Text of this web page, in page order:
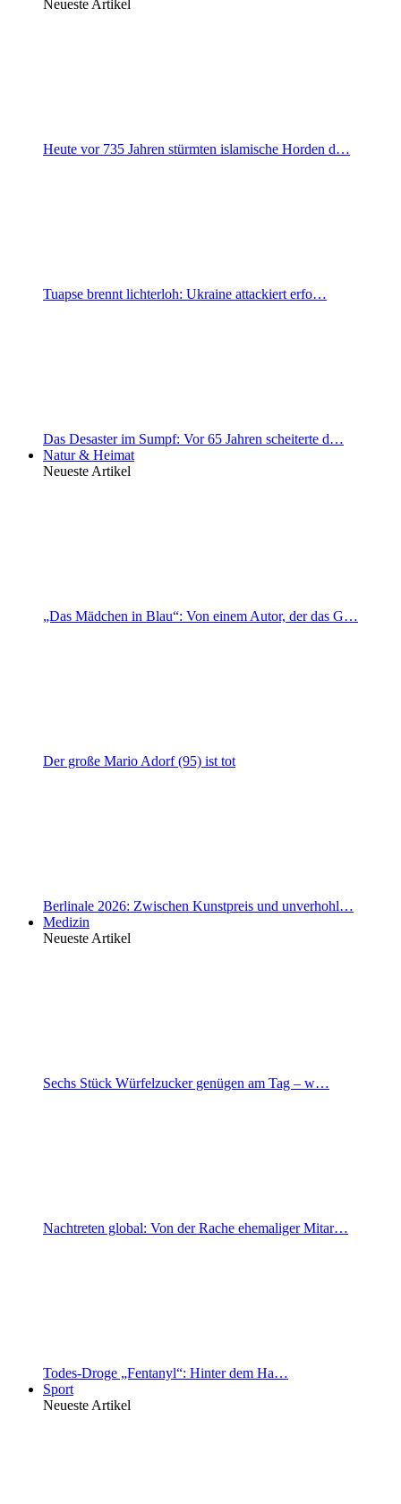
Neueste Artikel
Heute vor 735 Jahren stürmten islamische Horden d…
Tuapse brennt lichterloh: Ukraine attackiert erfo…
Das Desaster im Sumpf: Vor 65 Jahren scheiterte d…
Natur & Heimat
Neueste Artikel
„Das Mädchen in Blau“: Von einem Autor, der das G…
Der große Mario Adorf (95) ist tot
Berlinale 2026: Zwischen Kunstpreis und unverhohl…
Medizin
Neueste Artikel
Sechs Stück Würfelzucker genügen am Tag – w…
Nachtreten global: Von der Rache ehemaliger Mitar…
Todes-Droge „Fentanyl“: Hinter dem Ha…
Sport
Neueste Artikel